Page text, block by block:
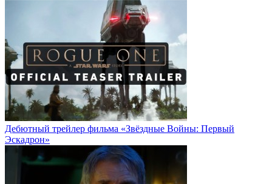
Дебютный трейлер фильма «Звёздные Войны: Первый
Эскадрон»